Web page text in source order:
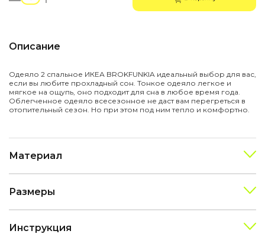
Описание
Одеяло 2 спальное ИКЕА BROKFUNKIA идеальный выбор для вас,
если вы любите прохладный сон. Тонкое одеяло легкое и
мягкое на ощупь, оно подходит для сна в любое время года.
Облегченное одеяло всесезонное не даст вам перегреться в
отопительный сезон. Но при этом под ним тепло и комфортно.
Материал
Размеры
Инструкция